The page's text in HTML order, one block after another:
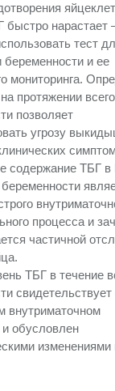
быстро нарастает
тест
беременности и ее
мониторинга.
протяжении
позволяет
угрозу
содержание ТБГ в
процесса и
частичной
ТБГ в течение
свидетельствует
внутриматочном
обусловлен
изменениями